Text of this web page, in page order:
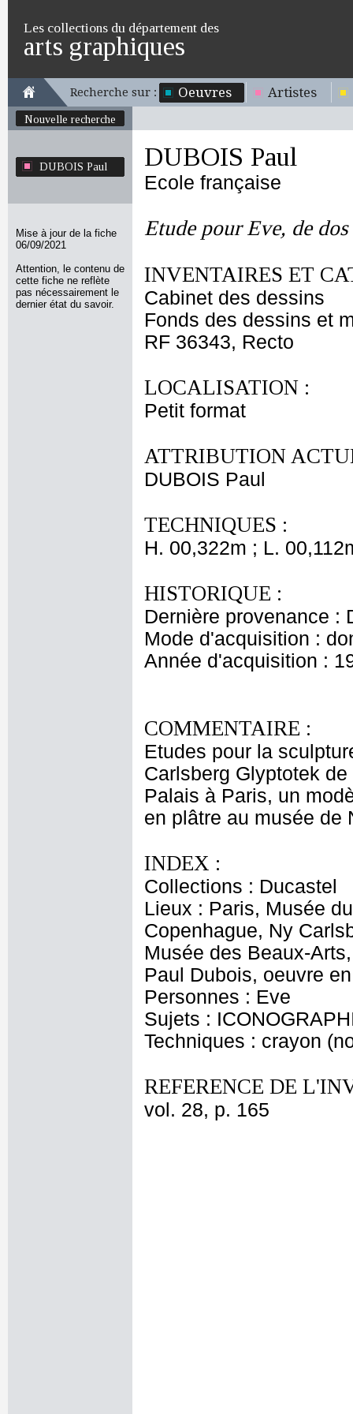
Les collections du département des
arts graphiques
Recherche sur : Oeuvres Artistes
Nouvelle recherche
DUBOIS Paul
Mise à jour de la fiche
06/09/2021
Attention, le contenu de
cette fiche ne reflète
pas nécessairement le
dernier état du savoir.
DUBOIS Paul
Ecole française
Etude pour Eve, de dos
INVENTAIRES ET
Cabinet des dessins
Fonds des dessins et
RF 36343, Recto
LOCALISATION :
Petit format
ATTRIBUTION
DUBOIS Paul
TECHNIQUES :
H. 00,322m ; L.
HISTORIQUE :
Dernière provenance :
Mode d'acquisition :
Année d'acquisition :
COMMENTAIRE :
Etudes pour la
Carlsberg Glyptotek
Palais à Paris, un
en plâtre au musée de
INDEX :
Collections : Ducastel
Lieux : Paris, Musée
Copenhague, Ny
Musée des Beaux-
Paul Dubois, oeuvre
Personnes : Eve
Sujets :
Techniques : crayon
REFERENCE DE
vol. 28, p. 165